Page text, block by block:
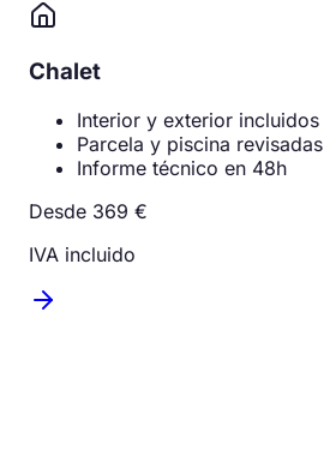
Chalet
Interior y exterior incluidos
Parcela y piscina revisadas
Informe técnico en 48h
Desde 369 €
IVA incluido